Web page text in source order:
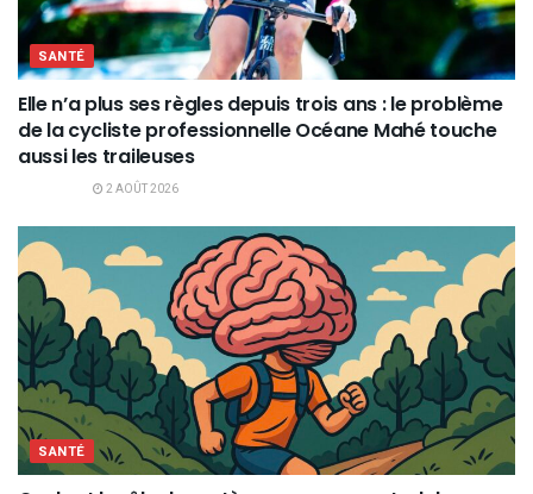
SANTÉ
Elle n’a plus ses règles depuis trois ans : le problème
de la cycliste professionnelle Océane Mahé touche
aussi les traileuses
2 AOÛT 2026
SANTÉ